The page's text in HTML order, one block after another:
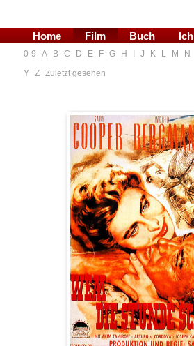
Home Film Buch Ich
0-9 A B C D E F G H J K L M N
Y Z Zuletzt gesehen